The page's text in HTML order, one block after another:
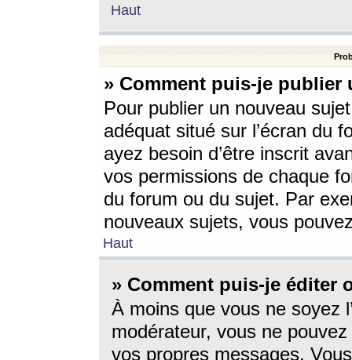
Haut
» Comment puis-je
Pour publier un nouveau
adéquat situé sur l’écran du
ayez besoin d’être inscrit
vos permissions de chaque
du forum ou du sujet. Par
nouveaux sujets, vous
Haut
» Comment puis-je éditer
À moins que vous ne soyez
modérateur, vous ne
vos propres messages.